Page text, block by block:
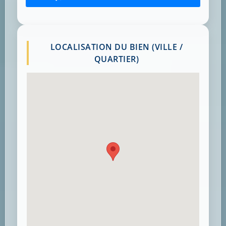
LOCALISATION DU BIEN (VILLE /
QUARTIER)